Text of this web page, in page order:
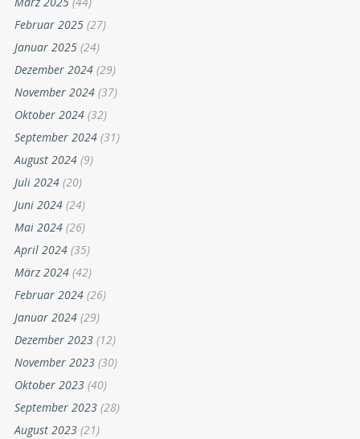
Februar 2025 (27)
Januar 2025 (24)
Dezember 2024 (29)
November 2024 (37)
Oktober 2024 (32)
September 2024 (31)
August 2024 (9)
Juli 2024 (20)
Juni 2024 (24)
Mai 2024 (26)
April 2024 (35)
März 2024 (42)
Februar 2024 (26)
Januar 2024 (29)
Dezember 2023 (12)
November 2023 (30)
Oktober 2023 (40)
September 2023 (28)
August 2023 (21)